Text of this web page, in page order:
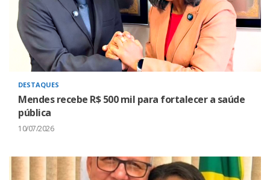
DESTAQUES
Mendes recebe R$ 500 mil para fortalecer a saúde
pública
10/07/2026